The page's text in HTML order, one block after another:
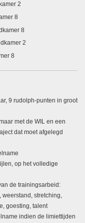
2
8
8
2
8
9 rudolph-punten in groot
met de WIL en een
dat moet afgelegd
op het volledige
de trainingsarbeid:
stretching,
goesting, talent
indien de limiettijden